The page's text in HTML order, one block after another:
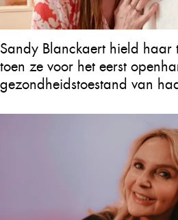
Sandy Blanckaert hield haar
toen ze voor het eerst
gezondheidstoestand van